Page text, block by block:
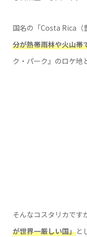
国名の「Costa Rica（
分が熱帯雨林や火山帯
ク・パーク』のロケ地
そんなコスタリカです
が世界一厳しい国」と